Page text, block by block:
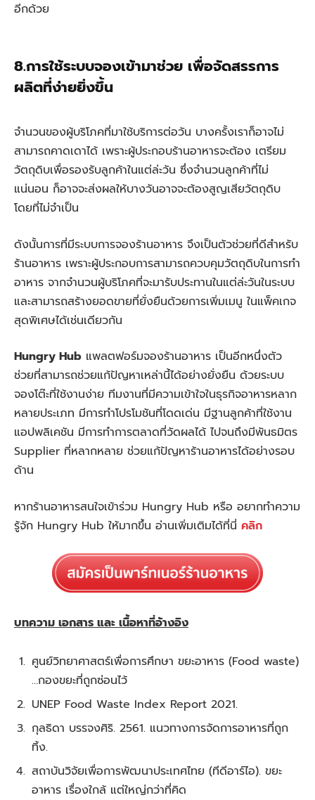
อีกด้วย
8.การใช้ระบบจองเข้ามาช่วย เพื่อจัดสรรการ
ผลิตที่ง่ายยิ่งขึ้น
จำนวนของผู้บริโภคที่มาใช้บริการต่อวัน บางครั้งเราก็อาจไม่
สามารถคาดเดาได้ เพราะผู้ประกอบร้านอาหารจะต้อง เตรียม
วัตถุดิบเพื่อรองรับลูกค้าในแต่ล่ะวัน ซึ่งจำนวนลูกค้าที่ไม่
แน่นอน ก็อาจจะส่งผลให้บางวันอาจจะต้องสูญเสียวัตถุดิบ
โดยที่ไม่จำเป็น
ดังนั้นการที่มีระบบการจองร้านอาหาร จึงเป็นตัวช่วยที่ดีสำหรับ
ร้านอาหาร เพราะผู้ประกอบการสามารถควบคุมวัตถุดิบในการทำ
อาหาร จากจำนวนผู้บริโภคที่จะมารับประทานในแต่ล่ะวันในระบบ
และสามารถสร้างยอดขายที่ยั่งยืนด้วยการเพิ่มเมนู ในแพ็คเกจ
สุดพิเศษได้เช่นเดียวกัน
Hungry Hub แพลตฟอร์มจองร้านอาหาร เป็นอีกหนึ่งตัว
ช่วยที่สามารถช่วยแก้ปัญหาเหล่านี้ได้อย่างยั่งยืน ด้วยระบบ
จองโต๊ะที่ใช้งานง่าย ทีมงานที่มีความเข้าใจในธุรกิจอาหารหลาก
หลายประเภท มีการทำโปรโมชันที่โดดเด่น มีฐานลูกค้าที่ใช้งาน
แอปพลิเคชัน มีการทำการตลาดที่วัดผลได้ ไปจนถึงมีพันธมิตร
Supplier ที่หลากหลาย ช่วยแก้ปัญหาร้านอาหารได้อย่างรอบ
ด้าน
หากร้านอาหารสนใจเข้าร่วม Hungry Hub หรือ อยากทำความ
รู้จัก Hungry Hub ให้มากขึ้น อ่านเพิ่มเติมได้ที่นี่ คลิก
บทความ เอกสาร และ เนื้อหาที่อ้างอิง
ศูนย์วิทยาศาสตร์เพื่อการศึกษา ขยะอาหาร (Food waste)
…กองขยะที่ถูกซ่อนไว้
UNEP Food Waste Index Report 2021.
กุลธิดา บรรจงศิริ. 2561. แนวทางการจัดการอาหารที่ถูก
ทิ้ง.
สถาบันวิจัยเพื่อการพัฒนาประเทศไทย (ทีดีอาร์ไอ). ขยะ
อาหาร เรื่องใกล้ แต่ใหญ่กว่าที่คิด